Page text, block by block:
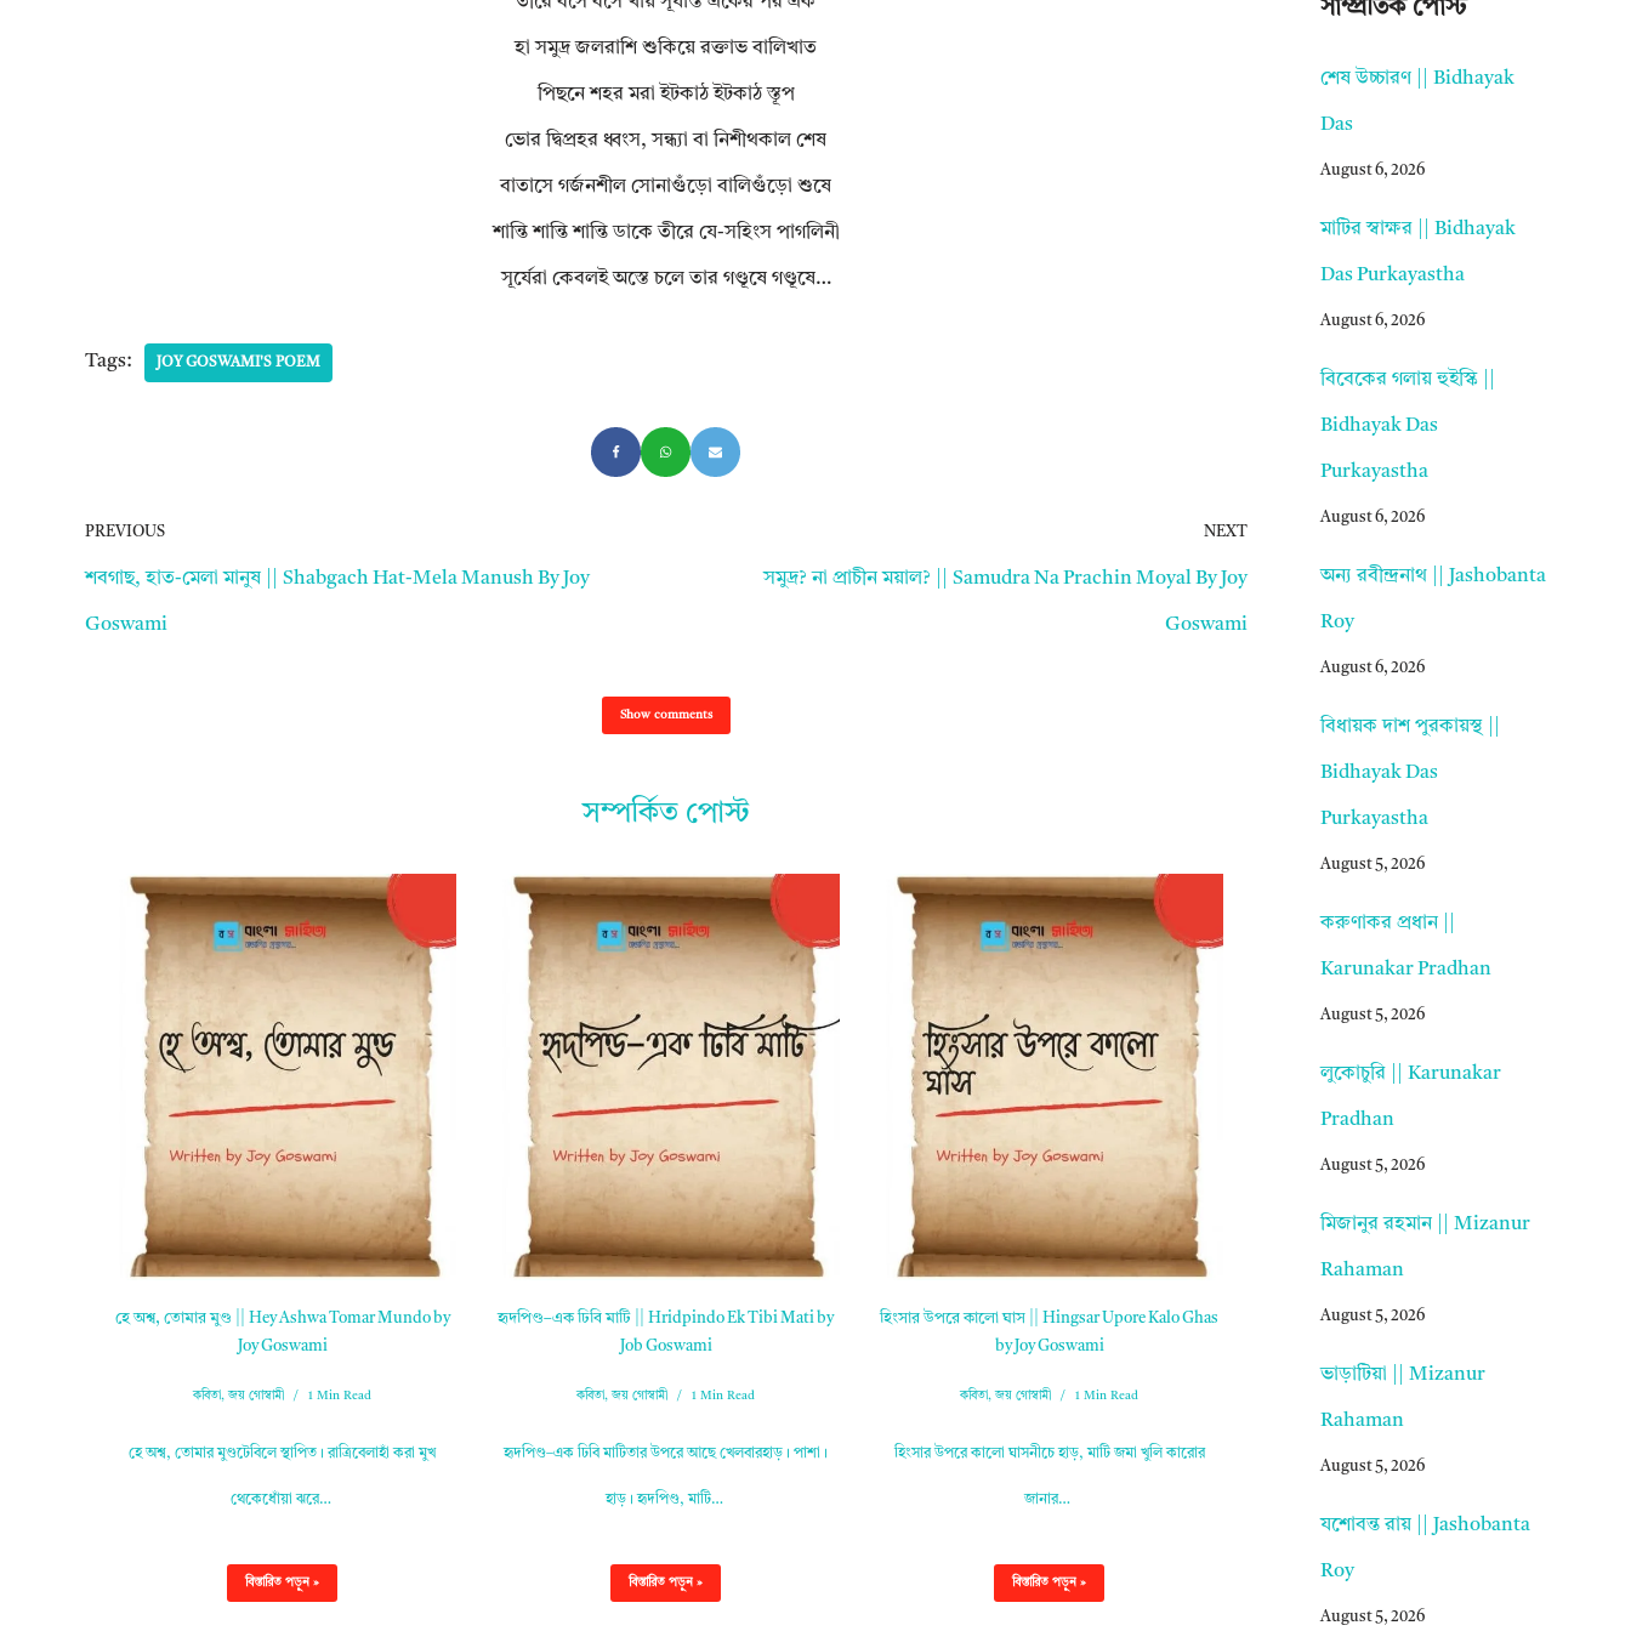
হা সমুদ্র জলরাশি শুকিয়ে রক্তাভ বালিখাত
পিছনে শহর মরা ইটকাঠ ইটকাঠ স্তূপ
ভোর দ্বিপ্রহর ধ্বংস, সন্ধ্যা বা নিশীথকাল শেষ
বাতাসে গর্জনশীল সোনাগুঁড়ো বালিগুঁড়ো শুষে
শান্তি শান্তি শান্তি ডাকে তীরে যে-সহিংস পাগলিনী
সূর্যেরা কেবলই অস্তে চলে তার গণ্ডূষে গণ্ডূষে…
Tags: JOY GOSWAMI'S POEM
PREVIOUS
শবগাছ, হাত-মেলা মানুষ || Shabgach Hat-Mela Manush By Joy
Goswami
NEXT
সমুদ্র? না প্রাচীন ময়াল? || Samudra Na Prachin Moyal By Joy
Goswami
Show comments
সম্পর্কিত পোস্ট
হে অশ্ব, তোমার মুণ্ড || Hey Ashwa Tomar Mundo by
Joy Goswami
কবিতা,জয় গোস্বামী 1 Min Read
হে অশ্ব, তোমার মুণ্ডটেবিলে স্থাপিত। রাত্রিবেলাহাঁ করা মুখ
থেকেধোঁয়া ঝরে…
বিস্তারিত পড়ুন »
হৃদপিণ্ড–এক ঢিবি মাটি || Hridpindo Ek Tibi Mati by
Job Goswami
কবিতা,জয় গোস্বামী 1 Min Read
হৃদপিণ্ড–এক ঢিবি মাটিতার উপরে আছে খেলবারহাড়। পাশা।
হাড়। হৃদপিণ্ড, মাটি…
বিস্তারিত পড়ুন »
হিংসার উপরে কালো ঘাস || Hingsar Upore Kalo Ghas
by Joy Goswami
কবিতা,জয় গোস্বামী 1 Min Read
হিংসার উপরে কালো ঘাসনীচে হাড়, মাটি জমা খুলি কারোর
জানার…
বিস্তারিত পড়ুন »
সাম্প্রতিক পোস্ট
শেষ উচ্চারণ || Bidhayak
Das
August 6, 2026
মাটির স্বাক্ষর || Bidhayak
Das Purkayastha
August 6, 2026
বিবেকের গলায় হুইস্কি ||
Bidhayak Das
Purkayastha
August 6, 2026
অন্য রবীন্দ্রনাথ || Jashobanta
Roy
August 6, 2026
বিধায়ক দাশ পুরকায়স্থ ||
Bidhayak Das
Purkayastha
August 5, 2026
করুণাকর প্রধান ||
Karunakar Pradhan
August 5, 2026
লুকোচুরি || Karunakar
Pradhan
August 5, 2026
মিজানুর রহমান || Mizanur
Rahaman
August 5, 2026
ভাড়াটিয়া || Mizanur
Rahaman
August 5, 2026
যশোবন্ত রায় || Jashobanta
Roy
August 5, 2026